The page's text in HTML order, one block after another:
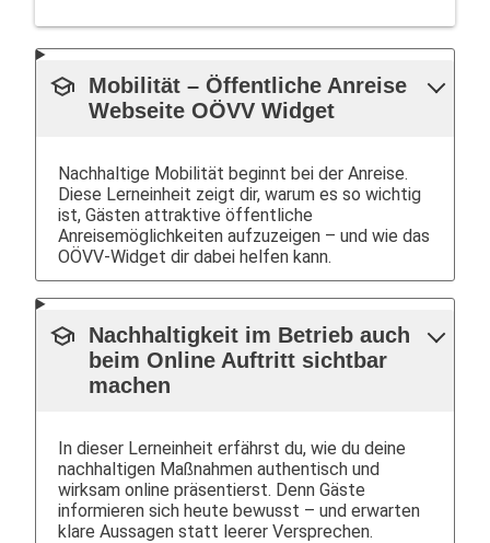
school
Mobilität – Öffentliche Anreise
Webseite OÖVV Widget
Nachhaltige Mobilität beginnt bei der Anreise.
Diese Lerneinheit zeigt dir, warum es so wichtig
ist, Gästen attraktive öffentliche
Anreisemöglichkeiten aufzuzeigen – und wie das
OÖVV-Widget dir dabei helfen kann.
school
Nachhaltigkeit im Betrieb auch
beim Online Auftritt sichtbar
machen
In dieser Lerneinheit erfährst du, wie du deine
nachhaltigen Maßnahmen authentisch und
wirksam online präsentierst. Denn Gäste
informieren sich heute bewusst – und erwarten
klare Aussagen statt leerer Versprechen.